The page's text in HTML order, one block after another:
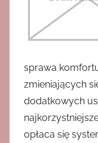
sprawa
zmieniających
dodatkowych
opłaca się